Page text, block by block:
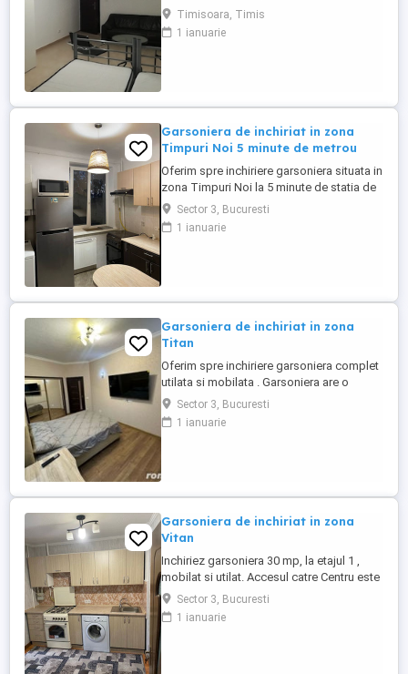
Locuinta se inchiriaza mobilata si utilata
conform pozelor si este ideala pentru
studenti. Pret chirie 220 euro +
Timisoara, Timis
1 ianuarie
Garsoniera de inchiriat in zona
Timpuri Noi 5 minute de metrou
Oferim spre inchiriere garsoniera situata in
zona Timpuri Noi la 5 minute de statia de
metrou. Garsoniera are o suprafata de 28
mp sitata la etajul 4 .
Sector 3, Bucuresti
1 ianuarie
Garsoniera de inchiriat in zona
Titan
Oferim spre inchiriere garsoniera complet
utilata si mobilata . Garsoniera are o
suprafata de 43mp situata la etajul 4
situata in sectorul 3 Titan in apropiere de
Scoala Gimnaziala Nr. 195. Garsoniera
Sector 3, Bucuresti
1 ianuarie
Garsoniera de inchiriat in zona
Vitan
Inchiriez garsoniera 30 mp, la etajul 1 ,
mobilat si utilat. Accesul catre Centru este
foarte rapid, la fel si catre alte puncte
majore de interes ale orasului. In imediata
proximitate regasim mijloace de transport
Sector 3, Bucuresti
1 ianuarie